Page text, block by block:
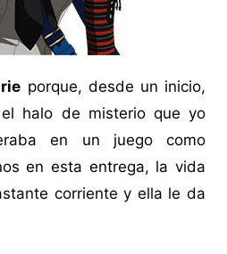
porque, desde un inicio,
halo de misterio que yo
en un juego como
en esta entrega, la vida
corriente y ella le da